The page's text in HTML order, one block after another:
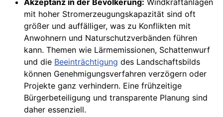
Akzeptanz in der Bevölkerung: Windkraftanlagen
mit hoher Stromerzeugungskapazität sind oft
größer und auffälliger, was zu Konflikten mit
Anwohnern und Naturschutzverbänden führen
kann. Themen wie Lärmemissionen, Schattenwurf
und die Beeinträchtigung des Landschaftsbilds
können Genehmigungsverfahren verzögern oder
Projekte ganz verhindern. Eine frühzeitige
Bürgerbeteiligung und transparente Planung sind
daher essenziell.